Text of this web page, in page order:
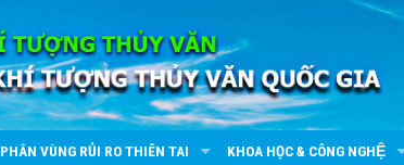
PHÂN VÙNG RỦI RO THIÊN TAI KHOA HỌC & CÔNG NGHỆ